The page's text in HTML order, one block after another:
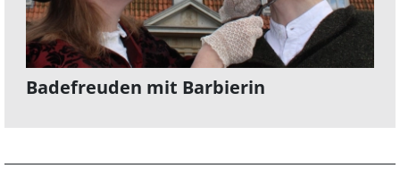
Badefreuden mit Barbierin